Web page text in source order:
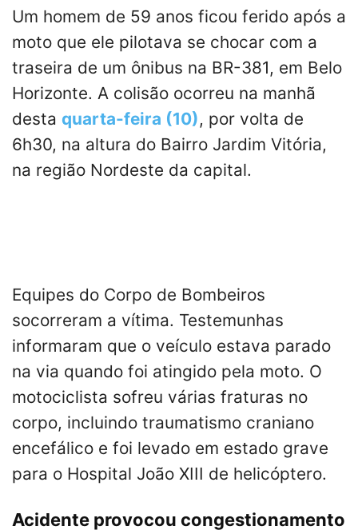
Um homem de 59 anos ficou ferido após a
moto que ele pilotava se chocar com a
traseira de um ônibus na BR-381, em Belo
Horizonte. A colisão ocorreu na manhã
desta quarta-feira (10), por volta de
6h30, na altura do Bairro Jardim Vitória,
na região Nordeste da capital.
Equipes do Corpo de Bombeiros
socorreram a vítima. Testemunhas
informaram que o veículo estava parado
na via quando foi atingido pela moto. O
motociclista sofreu várias fraturas no
corpo, incluindo traumatismo craniano
encefálico e foi levado em estado grave
para o Hospital João XIII de helicóptero.
Acidente provocou congestionamento